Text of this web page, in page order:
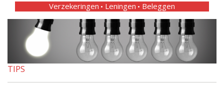
Verzekeringen Leningen Beleggen
TIPS